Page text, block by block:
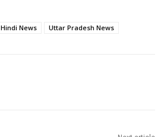
Hindi News Uttar Pradesh News